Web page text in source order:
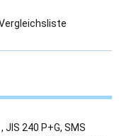
JIS 240 P+G, SMS